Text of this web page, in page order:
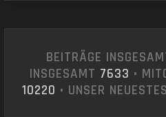
BEITRÄGE
INSGESAMT 7633 •
10220 • UNSER